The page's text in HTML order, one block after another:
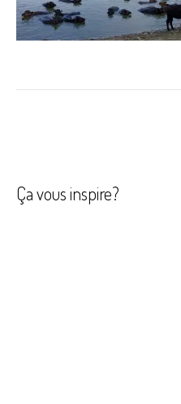
Ça vous inspire?